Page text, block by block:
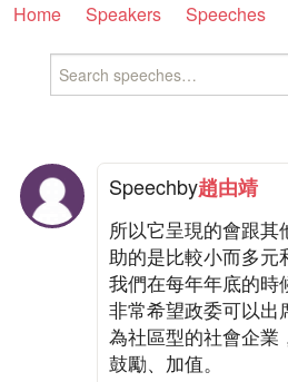
Home Speakers Speeches
Speechby趙由靖
所以它呈現的會跟其
助的是比較小而多元
我們在每年年底的時
非常希望政委可以出
為社區型的社會企業
鼓勵、加值。